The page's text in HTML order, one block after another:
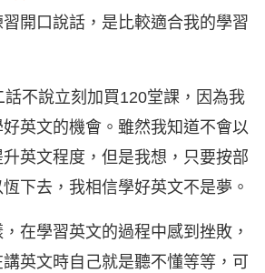
開口說話，是比較適合我的學習
話不說立刻加買120堂課，因為我
英文的機會。雖然我知道不會以
英文程度，但是我想，只要按部
下去，我相信學好英文不是夢。
在學習英文的過程中感到挫敗，
英文時自己就是聽不懂等等，可